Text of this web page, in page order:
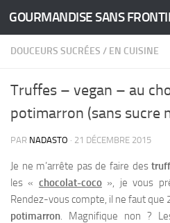
Skip to content
GOURMANDISE SANS
DOUCEURS SUCRÉES / EN CUISINE
Truffes – vegan – au
potimarron (sans sucre
PAR NADASTO · 21 DÉCEMBRE 2015
Je ne m’arrête pas de faire des
les « chocolat-coco», je vous
Rendez-vous compte, il ne faut que
potimarron. Magnifique non ?